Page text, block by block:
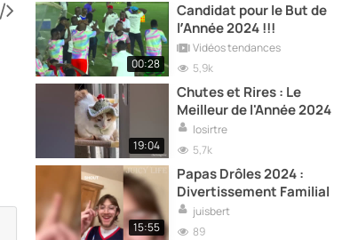
00:28
Candidat pour le But de
l’Année 2024 !!!
Vidéos tendances
5,9k
19:04
Chutes et Rires : Le
Meilleur de l'Année 2024
losirtre
5,7k
15:55
Papas Drôles 2024 :
Divertissement Familial
juisbert
89